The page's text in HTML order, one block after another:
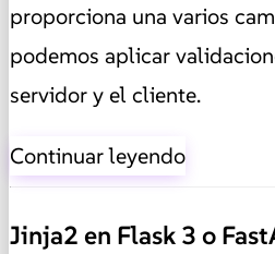
proporciona una varios
podemos aplicar
servidor y el cliente.
Continuar leyendo
Jinja2 en Flask 3 o